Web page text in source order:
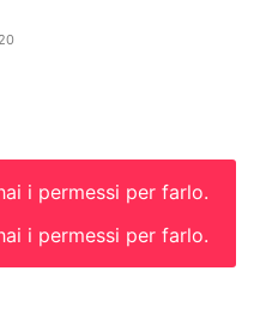
i permessi per farlo.
i permessi per farlo.